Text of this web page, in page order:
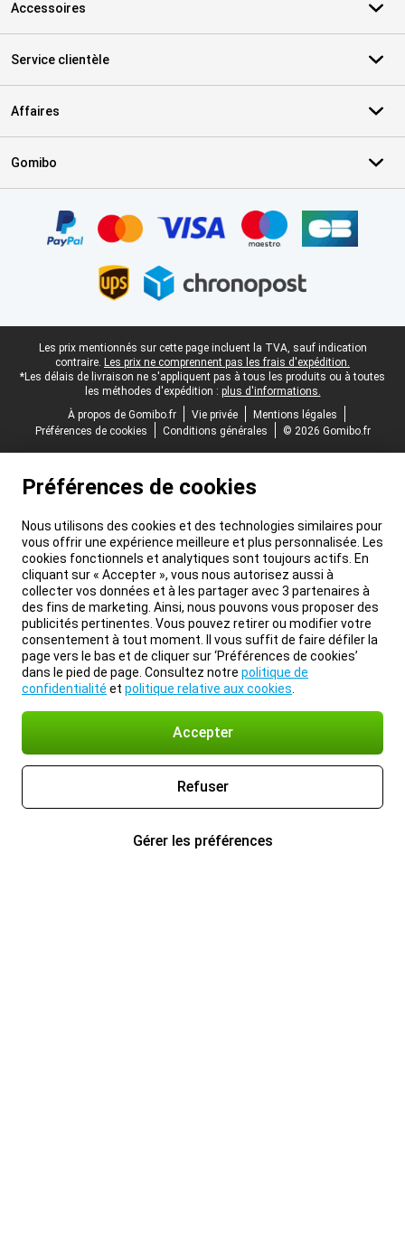
Accessoires
Service clientèle
Affaires
Gomibo
Pied-de-page légal
Les prix mentionnés sur cette page incluent la TVA, sauf indication
contraire. Les prix ne comprennent pas les frais d'expédition.
*Les délais de livraison ne s'appliquent pas à tous les produits ou à toutes
les méthodes d'expédition : plus d'informations.
À propos de Gomibo.fr
Vie privée
Mentions légales
Préférences de cookies
Conditions générales © 2026 Gomibo.fr
Préférences de cookies
Nous utilisons des cookies et des technologies similaires pour
vous offrir une expérience meilleure et plus personnalisée. Les
cookies fonctionnels et analytiques sont toujours actifs. En
cliquant sur « Accepter », vous nous autorisez aussi à
collecter vos données et à les partager avec 3 partenaires à
des fins de marketing. Ainsi, nous pouvons vous proposer des
publicités pertinentes. Vous pouvez retirer ou modifier votre
consentement à tout moment. Il vous suffit de faire défiler la
page vers le bas et de cliquer sur ‘Préférences de cookies’
dans le pied de page. Consultez notre politique de
confidentialité et politique relative aux cookies
Accepter
Refuser
Gérer les préférences